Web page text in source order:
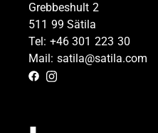
Grebbeshult 2
511 99 Sätila
Tel: +46 301 223 30
Mail: satila@satila.com